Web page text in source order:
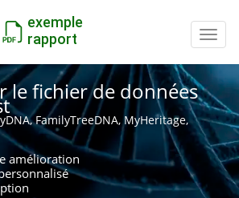
exemple
rapport
le fichier de données
FamilyTreeDNA, MyHeritage,
amélioration